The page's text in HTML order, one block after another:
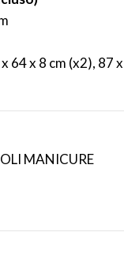
64 x 8 cm (x2), 87 x
MANICURE